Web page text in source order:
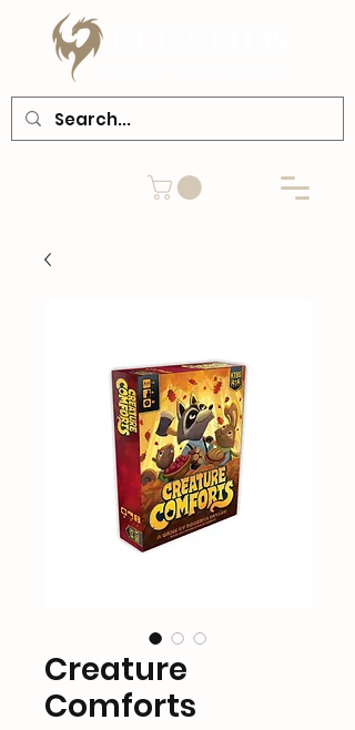
Creature
Comforts